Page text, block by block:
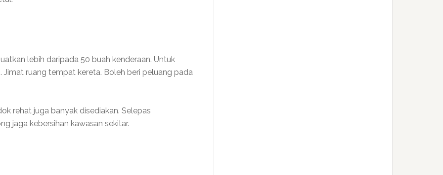
lebih daripada 50 buah kenderaan. Untuk
ruang tempat kereta. Boleh beri peluang pada
rehat juga banyak disediakan. Selepas
jaga kebersihan kawasan sekitar.